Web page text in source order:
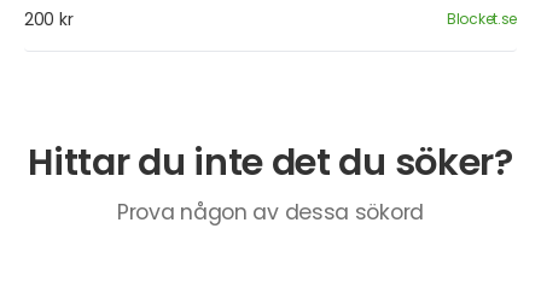
200 kr Blocket.se
Hittar du inte det du söker?
Prova någon av dessa sökord